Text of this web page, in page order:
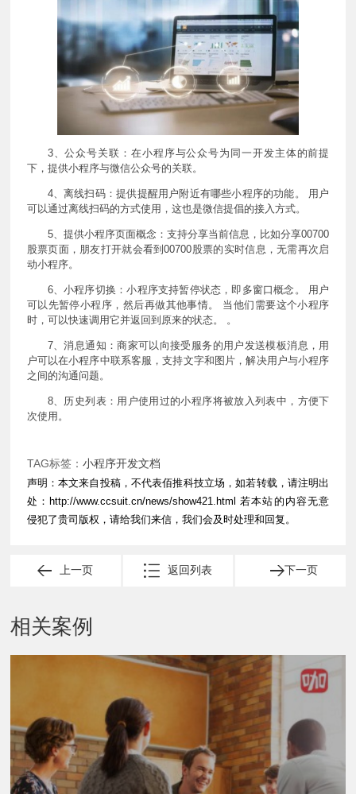
3、公众号关联：在小程序与公众号为同一开发主体的前提
下，提供小程序与微信公众号的关联。
4、离线扫码：提供提醒用户附近有哪些小程序的功能。 用户
可以通过离线扫码的方式使用，这也是微信提倡的接入方式。
5、提供小程序页面概念：支持分享当前信息，比如分享00700
股票页面，朋友打开就会看到00700股票的实时信息，无需再次启
动小程序。
6、小程序切换：小程序支持暂停状态，即多窗口概念。 用户
可以先暂停小程序，然后再做其他事情。 当他们需要这个小程序
时，可以快速调用它并返回到原来的状态。 。
7、消息通知：商家可以向接受服务的用户发送模板消息，用
户可以在小程序中联系客服，支持文字和图片，解决用户与小程序
之间的沟通问题。
8、历史列表：用户使用过的小程序将被放入列表中，方便下
次使用。
TAG标签： 小程序开发文档
声明：本文来自投稿，不代表佰推科技立场，如若转载，请注明出
处： http://www.ccsuit.cn/news/show421.html 若本站的内容无意
侵犯了贵司版权，请给我们来信，我们会及时处理和回复。
上一页 下一页
返回列表
相关案例